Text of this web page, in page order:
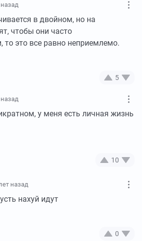
в двойном, но на
чтобы они часто
то это все равно неприемлемо.
5
у меня есть личная жизнь
10
назад
нахуй идут
0